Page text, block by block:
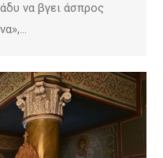
να βγει άσπρος